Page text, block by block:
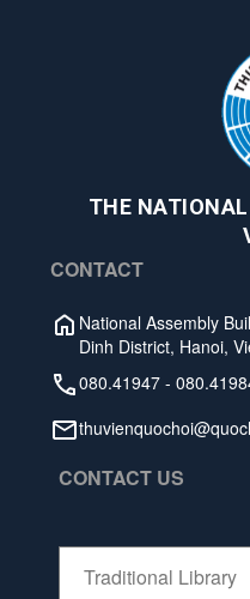
THE
CONTACT
National Assembly
Dinh District, Hanoi,
080.41947 -
CONTACT US